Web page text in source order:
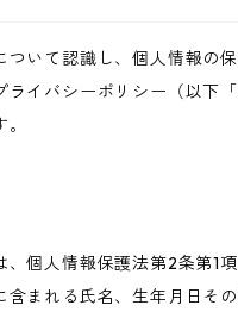
いて認識し、個人情報の
イバシーポリシー（以下
個人情報保護法第2条第1
まれる氏名、生年月日そ